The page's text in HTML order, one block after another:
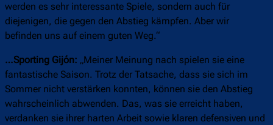
werden es sehr interessante Spiele, sondern auch für
diejenigen, die gegen den Abstieg kämpfen. Aber wir
befinden uns auf einem guten Weg.“
…Sporting Gijón: „Meiner Meinung nach spielen sie eine
fantastische Saison. Trotz der Tatsache, dass sie sich im
Sommer nicht verstärken konnten, können sie den Abstieg
wahrscheinlich abwenden. Das, was sie erreicht haben,
verdanken sie ihrer harten Arbeit sowie klaren defensiven und